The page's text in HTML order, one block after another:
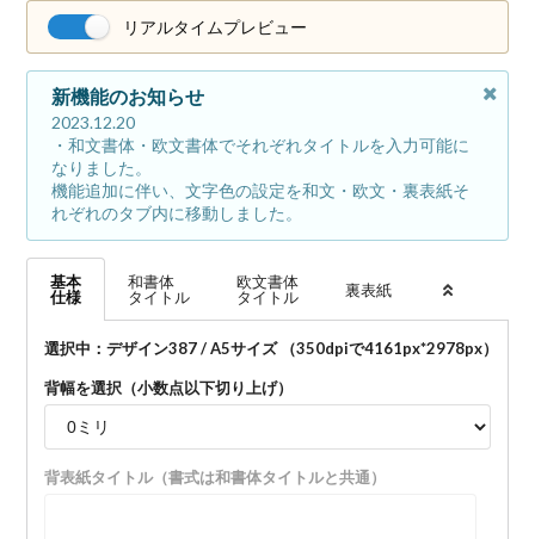
リアルタイムプレビュー
新機能のお知らせ
2023.12.20
・和文書体・欧文書体でそれぞれタイトルを入力可能に
なりました。
機能追加に伴い、文字色の設定を和文・欧文・裏表紙そ
れぞれのタブ内に移動しました。
基本
仕様
和書体
タイトル
欧文書体
タイトル
裏表紙
選択中：デザイン387 / A5サイズ （350dpiで4161px*2978px）
背幅を選択（小数点以下切り上げ）
背表紙タイトル（書式は和書体タイトルと共通）